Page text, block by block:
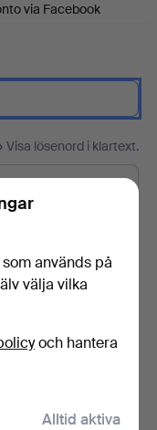
via Facebook
Visa lösenord i klartext.
här
används på
välja vilka
och hantera
Alltid aktiva